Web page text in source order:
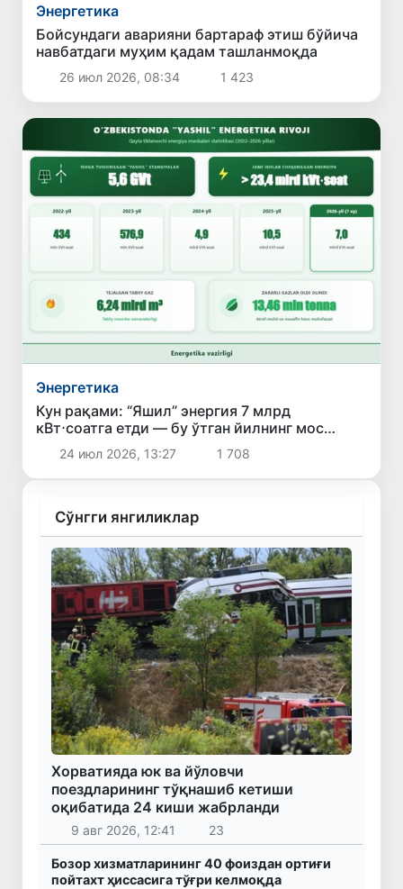
Энергетика
Бойсундаги аварияни бартараф этиш бўйича
навбатдаги муҳим қадам ташланмоқда
26 июл 2026, 08:34 1 423
Энергетика
Кун рақами: “Яшил” энергия 7 млрд
кВт⋅соатга етди — бу ўтган йилнинг мос
давридагидан 23%га кўп
24 июл 2026, 13:27 1 708
Сўнгги янгиликлар
Хорватияда юк ва йўловчи
поездларининг тўқнашиб кетиши
оқибатида 24 киши жабрланди
9 авг 2026, 12:41 23
Бозор хизматларининг 40 фоиздан ортиғи
пойтахт ҳиссасига тўғри келмоқда